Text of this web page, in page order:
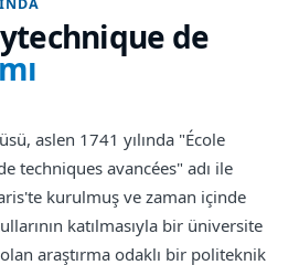
de
aslen 1741 yılında "École
techniques avancées" adı ile
kurulmuş ve zaman içinde
katılmasıyla bir üniversite
araştırma odaklı bir politeknik